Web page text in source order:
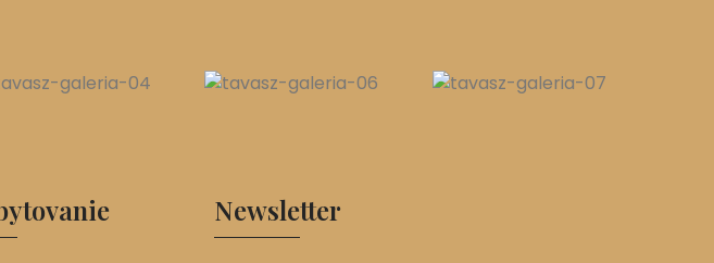
Newsletter